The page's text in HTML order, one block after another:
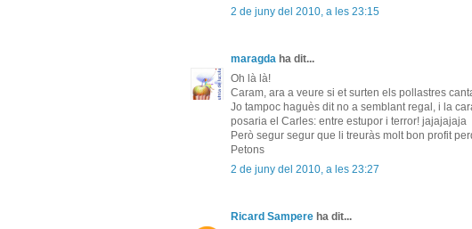
2 de juny del 2010, a les 23:15
maragda ha dit...
Oh là là!
Caram, ara a veure si et surten els pollastres
Jo tampoc haguès dit no a semblant regal, i la
posaria el Carles: entre estupor i terror! jajajajaja
Però segur segur que li treuràs molt bon profit
Petons
2 de juny del 2010, a les 23:27
Ricard Sampere ha dit...